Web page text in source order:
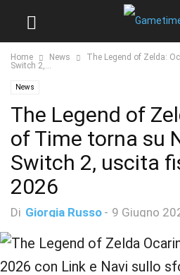
Home News
The Legend of Zelda:
Switch 2,...
News
The Legend of
of Time torna su
Switch 2, uscita
2026
Di Giorgia Russo - 9 Giugno